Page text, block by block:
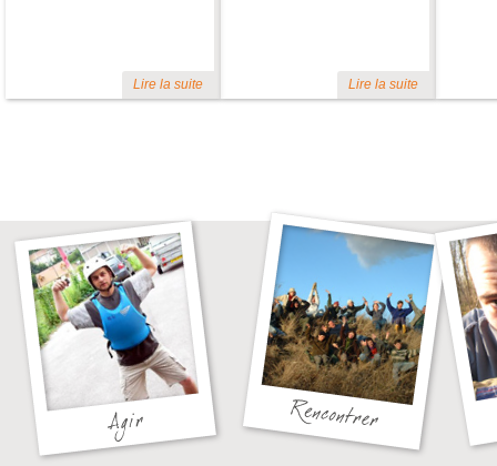
Lire la suite Lire la suite